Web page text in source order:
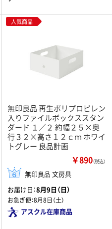
人気商品
無印良品 再生ポリプロピレン
入りファイルボックススタン
ダード １／２ 約幅２５×奥
行３２×高さ１２ｃｍ ホワイ
トグレー 良品計画
￥890（税込）
無印良品 文房具
お届け日：8月9日（日）
お急ぎ便：8月8日（土）
アスクル在庫商品